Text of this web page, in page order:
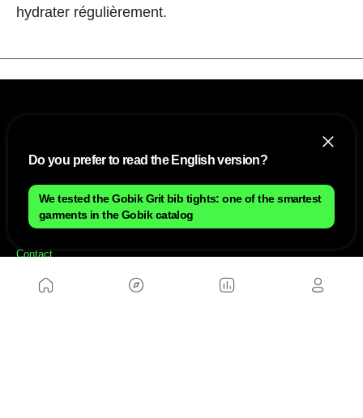
hydrater régulièrement.
Contact
Do you prefer to read the English version?
We tested the Gobik Grit bib tights: one of the smartest
garments in the Gobik catalog